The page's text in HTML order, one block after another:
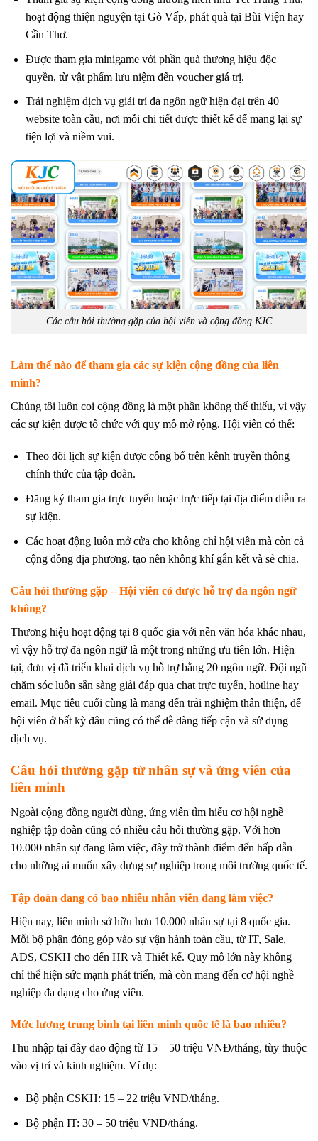
hoạt động thiện nguyện tại Gò Vấp, phát quà tại Bùi Viện hay
Cần Thơ.
Được tham gia minigame với phần quà thương hiệu độc
quyền, từ vật phẩm lưu niệm đến voucher giá trị.
Trải nghiệm dịch vụ giải trí đa ngôn ngữ hiện đại trên 40
website toàn cầu, nơi mỗi chi tiết được thiết kế để mang lại sự
tiện lợi và niềm vui.
Các câu hỏi thường gặp của hội viên và cộng đồng KJC
Làm thế nào để tham gia các sự kiện cộng đồng của liên
minh?
Chúng tôi luôn coi cộng đồng là một phần không thể thiếu, vì vậy
các sự kiện được tổ chức với quy mô mở rộng. Hội viên có thể:
Theo dõi lịch sự kiện được công bố trên kênh truyền thông
chính thức của tập đoàn.
Đăng ký tham gia trực tuyến hoặc trực tiếp tại địa điểm diễn ra
sự kiện.
Các hoạt động luôn mở cửa cho không chỉ hội viên mà còn cả
cộng đồng địa phương, tạo nên không khí gắn kết và sẻ chia.
Câu hỏi thường gặp – Hội viên có được hỗ trợ đa ngôn ngữ
không?
Thương hiệu hoạt động tại 8 quốc gia với nền văn hóa khác nhau,
vì vậy hỗ trợ đa ngôn ngữ là một trong những ưu tiên lớn. Hiện
tại, đơn vị đã triển khai dịch vụ hỗ trợ bằng 20 ngôn ngữ. Đội ngũ
chăm sóc luôn sẵn sàng giải đáp qua chat trực tuyến, hotline hay
email. Mục tiêu cuối cùng là mang đến trải nghiệm thân thiện, để
hội viên ở bất kỳ đâu cũng có thể dễ dàng tiếp cận và sử dụng
dịch vụ.
Câu hỏi thường gặp từ nhân sự và ứng viên của
liên minh
Ngoài cộng đồng người dùng, ứng viên tìm hiểu cơ hội nghề
nghiệp tập đoàn cũng có nhiều câu hỏi thường gặp. Với hơn
10.000 nhân sự đang làm việc, đây trở thành điểm đến hấp dẫn
cho những ai muốn xây dựng sự nghiệp trong môi trường quốc tế.
Tập đoàn đang có bao nhiêu nhân viên đang làm việc?
Hiện nay, liên minh sở hữu hơn 10.000 nhân sự tại 8 quốc gia.
Mỗi bộ phận đóng góp vào sự vận hành toàn cầu, từ IT, Sale,
ADS, CSKH cho đến HR và Thiết kế. Quy mô lớn này không
chỉ thể hiện sức mạnh phát triển, mà còn mang đến cơ hội nghề
nghiệp đa dạng cho ứng viên.
Mức lương trung bình tại liên minh quốc tế là bao nhiêu?
Thu nhập tại đây dao động từ 15 – 50 triệu VNĐ/tháng, tùy thuộc
vào vị trí và kinh nghiệm. Ví dụ:
Bộ phận CSKH: 15 – 22 triệu VNĐ/tháng.
Bộ phận IT: 30 – 50 triệu VNĐ/tháng.